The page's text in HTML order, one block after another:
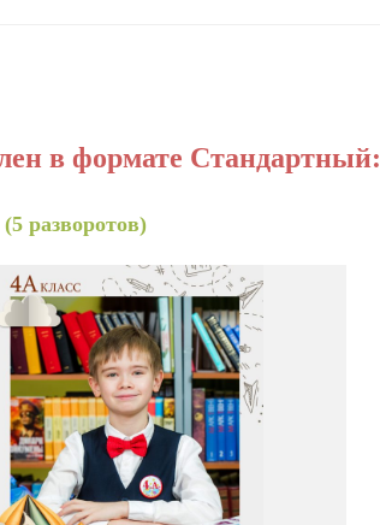
в формате Стандартный: